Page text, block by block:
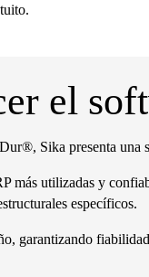
el
Sika presenta una
más utilizadas y
específicos.
garantizando